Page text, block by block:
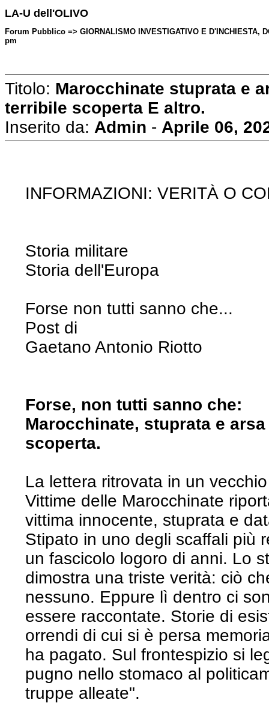
LA-U dell'OLIVO
Forum Pubblico => GIORNALISMO INVESTIGATIVO E
pm
Titolo: Marocchinate stuprata e
terribile scoperta E altro.
Inserito da: Admin - Aprile 06,
INFORMAZIONI: VERITÀ O
Storia militare
Storia dell'Europa
Forse non tutti sanno che...
Post di
Gaetano Antonio Riotto
Forse, non tutti sanno che:
Marocchinate, stuprata e
scoperta.
La lettera ritrovata in un
Vittime delle Marocchinate
vittima innocente, stuprata e
Stipato in uno degli scaffali più
un fascicolo logoro di anni. Lo
dimostra una triste verità: ciò
nessuno. Eppure lì dentro ci
essere raccontate. Storie di
orrendi di cui si è persa
ha pagato. Sul frontespizio si
pugno nello stomaco al
truppe alleate".